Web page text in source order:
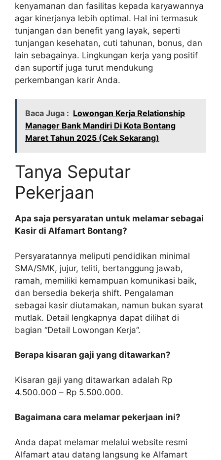
kenyamanan dan fasilitas kepada karyawannya
agar kinerjanya lebih optimal. Hal ini termasuk
tunjangan dan benefit yang layak, seperti
tunjangan kesehatan, cuti tahunan, bonus, dan
lain sebagainya. Lingkungan kerja yang positif
dan suportif juga turut mendukung
perkembangan karir Anda.
Baca Juga : Lowongan Kerja Relationship
Manager Bank Mandiri Di Kota Bontang
Maret Tahun 2025 (Cek Sekarang)
Tanya Seputar
Pekerjaan
Apa saja persyaratan untuk melamar sebagai
Kasir di Alfamart Bontang?
Persyaratannya meliputi pendidikan minimal
SMA/SMK, jujur, teliti, bertanggung jawab,
ramah, memiliki kemampuan komunikasi baik,
dan bersedia bekerja shift. Pengalaman
sebagai kasir diutamakan, namun bukan syarat
mutlak. Detail lengkapnya dapat dilihat di
bagian “Detail Lowongan Kerja”.
Berapa kisaran gaji yang ditawarkan?
Kisaran gaji yang ditawarkan adalah Rp
4.500.000 – Rp 5.500.000.
Bagaimana cara melamar pekerjaan ini?
Anda dapat melamar melalui website resmi
Alfamart atau datang langsung ke Alfamart